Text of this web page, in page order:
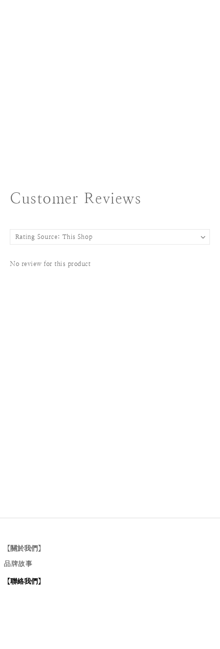
Customer Reviews
No review for this product
【關於我們】
品牌故事
【聯絡我們 】